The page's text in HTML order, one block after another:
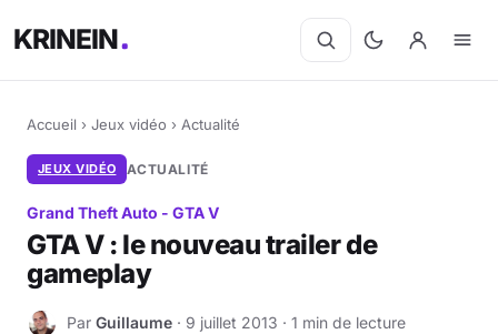
KRINEIN
Accueil › Jeux vidéo › Actualité
JEUX VIDÉO ACTUALITÉ
Grand Theft Auto - GTA V
GTA V : le nouveau trailer de
gameplay
G Par Guillaume · 9 juillet 2013 · 1 min de lecture